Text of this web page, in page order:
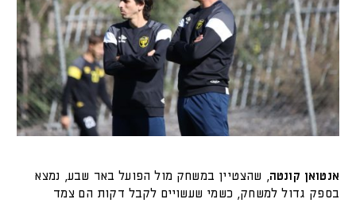
אנטואן קונטה, שהצטיין במשחק מול הפועל באר שבע, נמצא
בספק גדול למשחק, כשמי שעשויים לקבל דקות הם צמד